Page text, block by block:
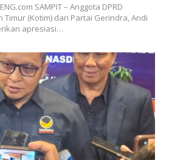
SAMPIT – Anggota DPRD
Timur (Kotim) dari Partai Gerindra, Andi
apresiasi…